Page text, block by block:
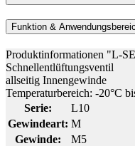
Funktion &
Produktinformationen "L-
Schnellentlüftungsventil
allseitig Innengewinde
Temperaturbereich: -20°C
Serie:
L10
Gewindeart: M
Gewinde:
M5